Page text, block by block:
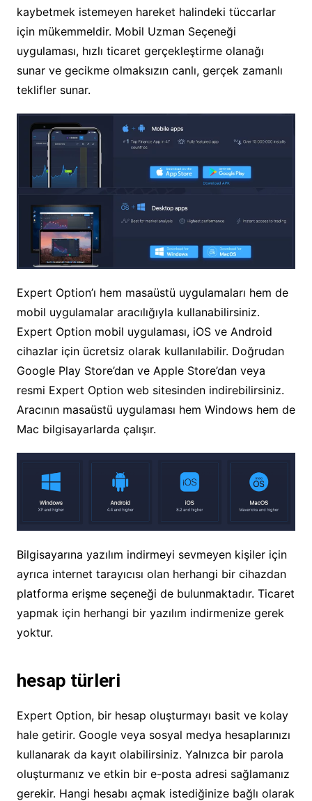
kaybetmek istemeyen hareket halindeki tüccarlar
için mükemmeldir. Mobil Uzman Seçeneği
uygulaması, hızlı ticaret gerçekleştirme olanağı
sunar ve gecikme olmaksızın canlı, gerçek zamanlı
teklifler sunar.
Expert Option’ı hem masaüstü uygulamaları hem de
mobil uygulamalar aracılığıyla kullanabilirsiniz.
Expert Option mobil uygulaması, iOS ve Android
cihazlar için ücretsiz olarak kullanılabilir. Doğrudan
Google Play Store’dan ve Apple Store’dan veya
resmi Expert Option web sitesinden indirebilirsiniz.
Aracının masaüstü uygulaması hem Windows hem de
Mac bilgisayarlarda çalışır.
Bilgisayarına yazılım indirmeyi sevmeyen kişiler için
ayrıca internet tarayıcısı olan herhangi bir cihazdan
platforma erişme seçeneği de bulunmaktadır. Ticaret
yapmak için herhangi bir yazılım indirmenize gerek
yoktur.
hesap türleri
Expert Option, bir hesap oluşturmayı basit ve kolay
hale getirir. Google veya sosyal medya hesaplarınızı
kullanarak da kayıt olabilirsiniz. Yalnızca bir parola
oluşturmanız ve etkin bir e-posta adresi sağlamanız
gerekir. Hangi hesabı açmak istediğinize bağlı olarak